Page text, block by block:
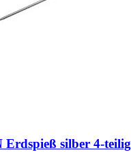
Erdspieß silber 4-​teilig